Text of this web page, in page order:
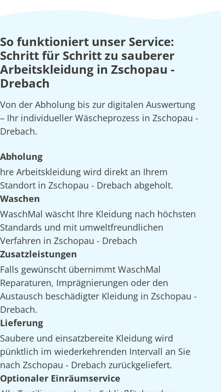
So funktioniert unser Service:
Schritt für Schritt zu sauberer
Arbeitskleidung in Zschopau -
Drebach
Von der Abholung bis zur digitalen Auswertung
– Ihr individueller Wäscheprozess in Zschopau -
Drebach.
Abholung
hre Arbeitskleidung wird direkt an Ihrem
Standort in Zschopau - Drebach abgeholt.
Waschen
WaschMal wäscht Ihre Kleidung nach höchsten
Standards und mit umweltfreundlichen
Verfahren in Zschopau - Drebach
Zusatzleistungen
Falls gewünscht übernimmt WaschMal
Reparaturen, Imprägnierungen oder den
Austausch beschädigter Kleidung in Zschopau -
Drebach.
Lieferung
Saubere und einsatzbereite Kleidung wird
pünktlich im wiederkehrenden Intervall an Sie
nach Zschopau - Drebach zurückgeliefert.
Optionaler Einräumservice